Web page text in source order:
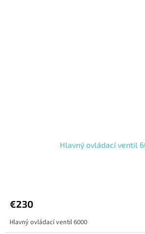
Hlavný ovládací ventil
€230
Hlavný ovládací ventil 6000